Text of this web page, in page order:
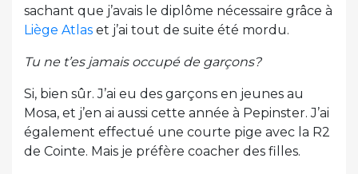
sachant que j’avais le diplôme nécessaire grâce à
Liège Atlas et j’ai tout de suite été mordu.
Tu ne t’es jamais occupé de garçons?
Si, bien sûr. J’ai eu des garçons en jeunes au
Mosa, et j’en ai aussi cette année à Pepinster. J’ai
également effectué une courte pige avec la R2
de Cointe. Mais je préfère coacher des filles.